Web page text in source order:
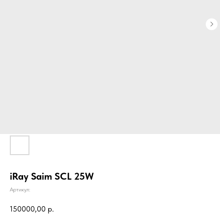
iRay Saim SCL 25W
Артикул:
150000,00 р.